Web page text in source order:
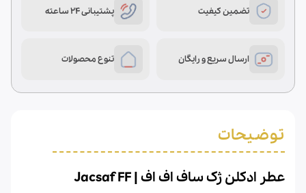
تضمین کیفیت پشتیبانی 24 ساعته
ارسال سریع و رایگان تنوع محصولات
توضیحات
عطر ادکلن ژک ساف اف اف | Jacsaf FF